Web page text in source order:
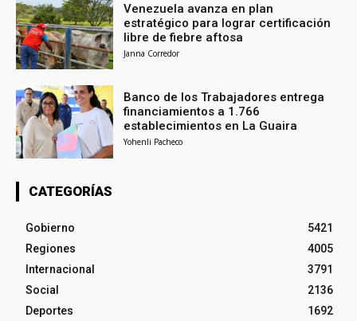
Venezuela avanza en plan
estratégico para lograr certificación
libre de fiebre aftosa
Janna Corredor
Banco de los Trabajadores entrega
financiamientos a 1.766
establecimientos en La Guaira
Yohenli Pacheco
CATEGORÍAS
Gobierno
5421
Regiones
4005
Internacional
3791
Social
2136
Deportes
1692